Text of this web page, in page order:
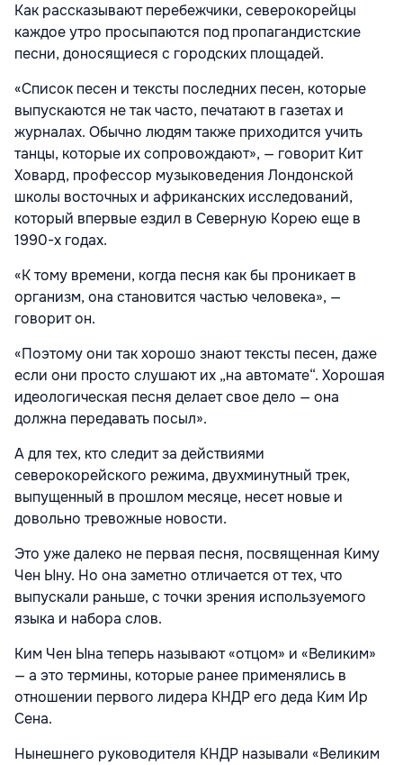
Как рассказывают перебежчики, северокорейцы
каждое утро просыпаются под пропагандистские
песни, доносящиеся с городских площадей.
«Список песен и тексты последних песен, которые
выпускаются не так часто, печатают в газетах и
журналах. Обычно людям также приходится учить
танцы, которые их сопровождают», — говорит Кит
Ховард, профессор музыковедения Лондонской
школы восточных и африканских исследований,
который впервые ездил в Северную Корею еще в
1990-х годах.
«К тому времени, когда песня как бы проникает в
организм, она становится частью человека», —
говорит он.
«Поэтому они так хорошо знают тексты песен, даже
если они просто слушают их „на автомате“. Хорошая
идеологическая песня делает свое дело — она
должна передавать посыл».
А для тех, кто следит за действиями
северокорейского режима, двухминутный трек,
выпущенный в прошлом месяце, несет новые и
довольно тревожные новости.
Это уже далеко не первая песня, посвященная Киму
Чен Ыну. Но она заметно отличается от тех, что
выпускали раньше, с точки зрения используемого
языка и набора слов.
Ким Чен Ына теперь называют «отцом» и «Великим»
— а это термины, которые ранее применялись в
отношении первого лидера КНДР его деда Ким Ир
Сена.
Нынешнего руководителя КНДР называли «Великим